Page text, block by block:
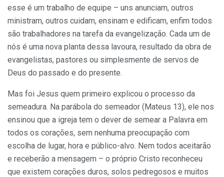
esse é um trabalho de equipe – uns anunciam, outros
ministram, outros cuidam, ensinam e edificam, enfim todos
são trabalhadores na tarefa da evangelização. Cada um de
nós é uma nova planta dessa lavoura, resultado da obra de
evangelistas, pastores ou simplesmente de servos de
Deus do passado e do presente.
Mas foi Jesus quem primeiro explicou o processo da
semeadura. Na parábola do semeador (Mateus 13), ele nos
ensinou que a igreja tem o dever de semear a Palavra em
todos os corações, sem nenhuma preocupação com
escolha de lugar, hora e público-alvo. Nem todos aceitarão
e receberão a mensagem – o próprio Cristo reconheceu
que existem corações duros, solos pedregosos e muitos